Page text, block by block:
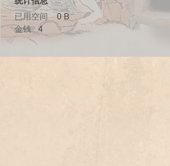
uz!
已用空间
0 B
金钱
4